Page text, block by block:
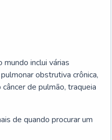
inclui várias
obstrutiva crônica,
de pulmão, traqueia
de quando procurar um